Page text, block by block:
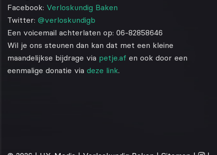
Facebook: Verloskundig Baken
Twitter: @verloskundigb
Een voicemail achterlaten op: 06-82858646
Wil je ons steunen dan kan dat met een kleine
maandelijkse bijdrage via petje.af en ook door een
eenmalige donatie via deze link.